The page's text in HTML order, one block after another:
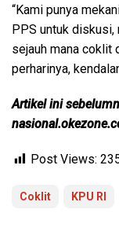
“Kami punya
PPS untuk
sejauh mana coklit
perharinya,
Artikel ini
Post Views:
Coklit KPU RI